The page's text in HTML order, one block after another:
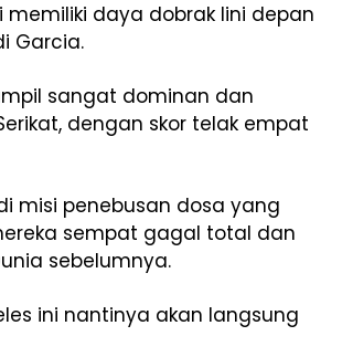
memiliki daya dobrak lini depan
Garcia.
sangat dominan dan
dengan skor telak empat
misi penebusan dosa yang
sempat gagal total dan
sebelumnya.
ini nantinya akan langsung